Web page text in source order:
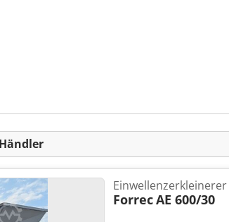
Einwellenzerkleinerer
ForrecAE 600/30